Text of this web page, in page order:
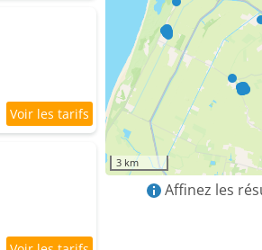
3 km
Affinez les